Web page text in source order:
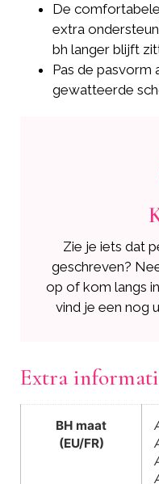
De
extra
bh langer blijft
Pas de pasvorm
gewatteerde
Zie je iets dat
geschreven?
op of kom langs
vind je een nog
Extra
BH maat
(EU/FR)